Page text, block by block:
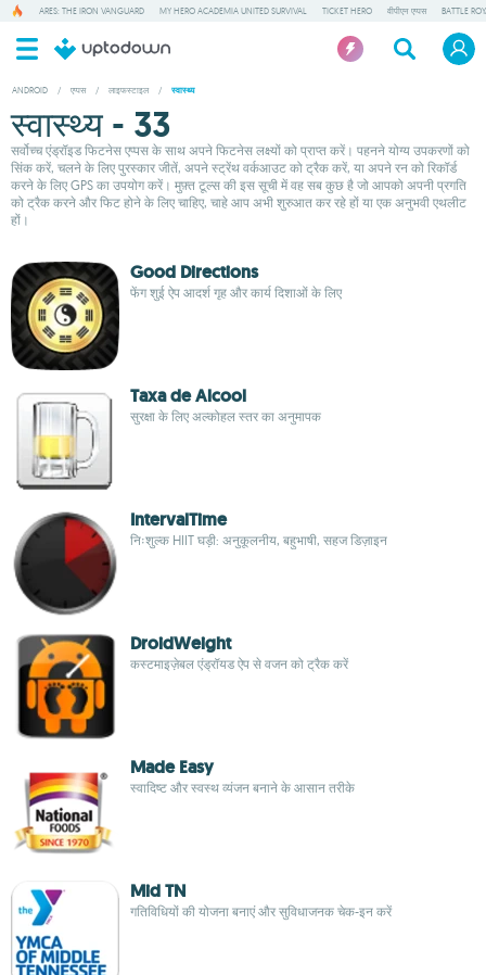
ARES: THE IRON VANGUARD MY HERO ACADEMIA UNITED SURVIVAL TICKET HERO वीपीएन एप्पस BATTLE
ANDROID / एप्पस / लाइफस्टाइल / स्वास्थ्य
स्वास्थ्य - 33
सर्वोच्च एंड्रॉइड फिटनेस एप्पस के साथ अपने फिटनेस लक्ष्यों को प्राप्त करें। पहनने योग्य उपकरणों को
सिंक करें, चलने के लिए पुरस्कार जीतें, अपने स्ट्रेंथ वर्कआउट को ट्रैक करें, या अपने रन को रिकॉर्ड
करने के लिए GPS का उपयोग करें। मुफ़्त टूल्स की इस सूची में वह सब कुछ है जो आपको अपनी प्रगति
को ट्रैक करने और फिट होने के लिए चाहिए, चाहे आप अभी शुरुआत कर रहे हों या एक अनुभवी एथलीट
हों।
Good Directions
फेंग शुई ऐप आदर्श गृह और कार्य दिशाओं के लिए
Taxa de Alcool
सुरक्षा के लिए अल्कोहल स्तर का अनुमापक
IntervalTime
निःशुल्क HIIT घड़ी: अनुकूलनीय, बहुभाषी, सहज डिज़ाइन
DroidWeight
कस्टमाइज़ेबल एंड्रॉयड ऐप से वजन को ट्रैक करें
Made Easy
स्वादिष्ट और स्वस्थ व्यंजन बनाने के आसान तरीके
Mid TN
गतिविधियों की योजना बनाएं और सुविधाजनक चेक-इन करें